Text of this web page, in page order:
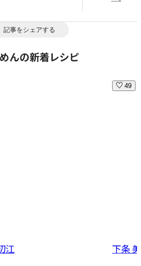
記事をシェアする
んの新着レシピ
江
49
下条